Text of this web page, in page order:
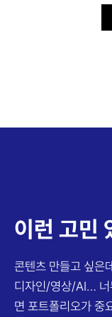
이런 고민
콘텐츠 만들고 싶은
디자인/영상/AI… 너
면 포트폴리오가 중